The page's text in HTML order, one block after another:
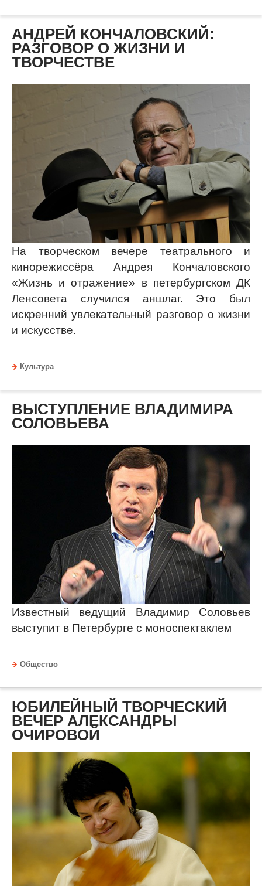
АНДРЕЙ КОНЧАЛОВСКИЙ:
РАЗГОВОР О ЖИЗНИ И
ТВОРЧЕСТВЕ
На творческом вечере театрального и
кинорежиссёра Андрея Кончаловского
«Жизнь и отражение» в петербургском ДК
Ленсовета случился аншлаг. Это был
искренний увлекательный разговор о жизни
и искусстве.
Культура
ВЫСТУПЛЕНИЕ ВЛАДИМИРА
СОЛОВЬЕВА
Известный ведущий Владимир Соловьев
выступит в Петербурге с моноспектаклем
Общество
ЮБИЛЕЙНЫЙ ТВОРЧЕСКИЙ
ВЕЧЕР АЛЕКСАНДРЫ
ОЧИРОВОЙ